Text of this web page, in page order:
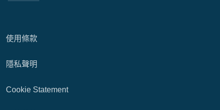
使用條款
隱私聲明
Cookie Statement